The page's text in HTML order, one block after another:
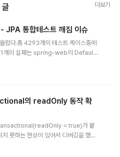
글 더보기
통합테스트 깨짐 이슈
렸다.총 4293개의 테스트 케이스중에
1개의 실패는 spring-web의 Default
지 구성이 변경되어 깨지는 것이었
닌 202..
의 readOnly 동작 확
= true)가 붙
못하는 현상이 있어서 디버깅을 했다.
에서 복제 지연으로 조회 데이터가